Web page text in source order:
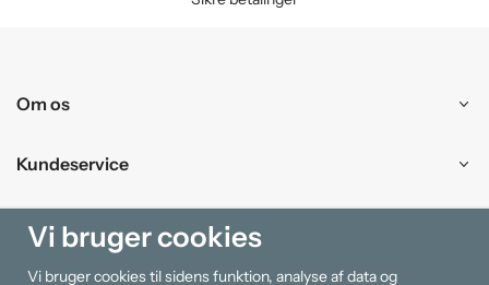
Om os
Kundeservice
Handle ind
Vi bruger cookies
Vi bruger cookies til sidens funktion, analyse af data og